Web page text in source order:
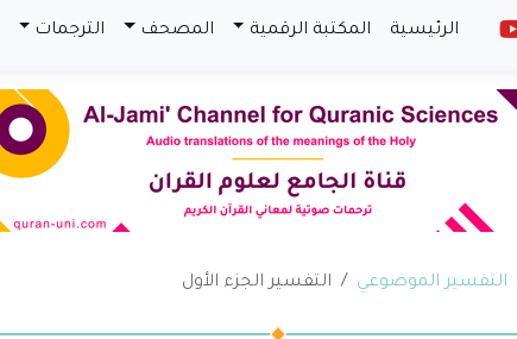
الرئيسية المكتبة الرقمية المصحف الترجمات
التفسير الموضوعي التفسير الجزء الأول